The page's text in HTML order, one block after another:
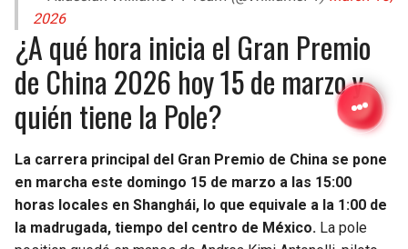
2026
¿A qué hora inicia el Gran Premio
de China 2026 hoy 15 de marzo y
quién tiene la Pole?
La carrera principal del Gran Premio de China se pone
en marcha este domingo 15 de marzo a las 15:00
horas locales en Shanghái, lo que equivale a la 1:00 de
la madrugada, tiempo del centro de México. La pole